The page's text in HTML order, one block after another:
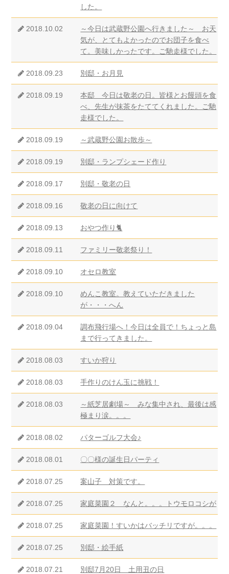
した。
2018.10.02
～今日は武蔵野公園へ行きました～ お天
気が、とてもよかったのでお団子を食べ
て。美味しかったです。ご馳走様でした。
2018.09.23 別邸・お月見
2018.09.19
本邸 今日は敬老の日。皆様とお饅頭を食
べ、先生が抹茶をたててくれました。ご馳
走様でした。
2018.09.19 ～武蔵野公園お散歩～
2018.09.19 別邸・ランプシェード作り
2018.09.17 別邸・敬老の日
2018.09.16 敬老の日に向けて
2018.09.13 おやつ作り🐈
2018.09.11 ファミリー敬老祭り！
2018.09.10 オセロ教室
2018.09.10
めんこ教室。教えていただきました
が・・・へん
2018.09.04
調布飛行場へ！今日は全員で！ちょっと島
まで行ってきました。
2018.08.03 すいか狩り
2018.08.03 手作りのけん玉に挑戦！
2018.08.03
～紙芝居劇場～ みな集中され、最後は感
極まり涙。。。
2018.08.02 パターゴルフ大会♪
2018.08.01 〇〇様の誕生日パーティ
2018.07.25 案山子 対策です。
2018.07.25 家庭菜園２ なんと。。。トウモロコシが
2018.07.25 家庭菜園！すいかはバッチリですが。。。
2018.07.25 別邸・絵手紙
2018.07.21 別邸7月20日 土用丑の日